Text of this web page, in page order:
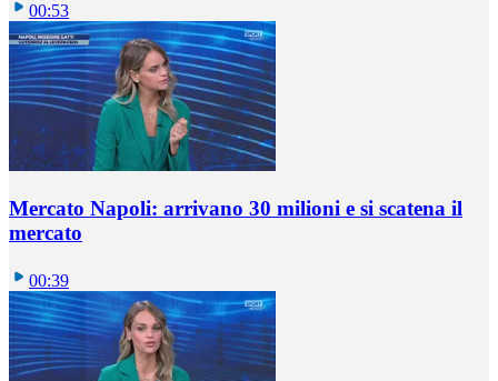
00:53
Mercato Napoli: arrivano 30 milioni e si scatena il
mercato
00:39